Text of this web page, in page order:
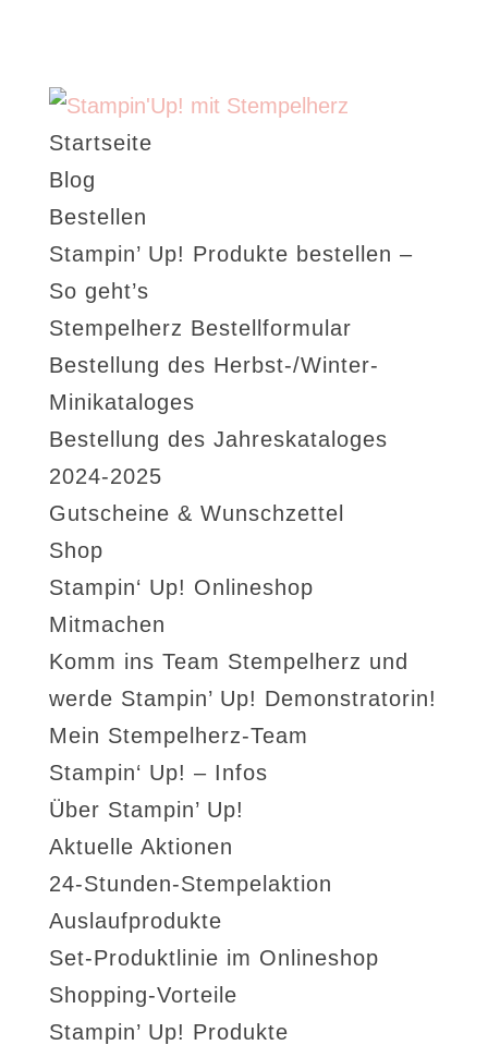
Startseite
Blog
Bestellen
Stampin’ Up! Produkte bestellen –
So geht’s
Stempelherz Bestellformular
Bestellung des Herbst-/Winter-
Minikataloges
Bestellung des Jahreskataloges
2024-2025
Gutscheine & Wunschzettel
Shop
Stampin‘ Up! Onlineshop
Mitmachen
Komm ins Team Stempelherz und
werde Stampin’ Up! Demonstratorin!
Mein Stempelherz-Team
Stampin‘ Up! – Infos
Über Stampin’ Up!
Aktuelle Aktionen
24-Stunden-Stempelaktion
Auslaufprodukte
Set-Produktlinie im Onlineshop
Shopping-Vorteile
Stampin’ Up! Produkte